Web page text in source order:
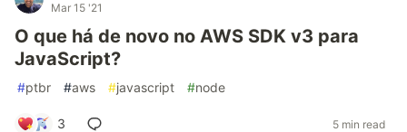
Mar 15 '21
O que há de novo no AWS SDK v3 para
JavaScript?
#ptbr #aws #javascript #node
3 5 min read